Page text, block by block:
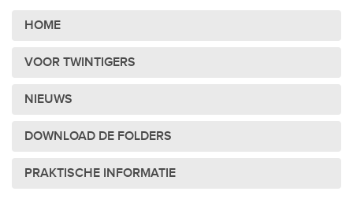
HOME
VOOR TWINTIGERS
NIEUWS
DOWNLOAD DE FOLDERS
PRAKTISCHE INFORMATIE